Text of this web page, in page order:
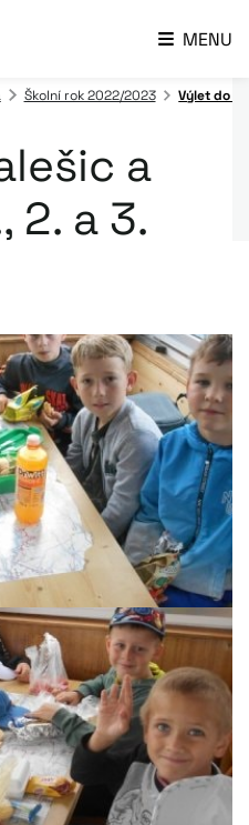
MENU
Školní rok 2022/2023 Výlet do
a
2. a 3.